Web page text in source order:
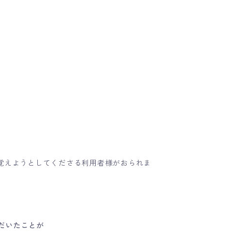
ようとしてくださる利用者様がおられま
いたことが